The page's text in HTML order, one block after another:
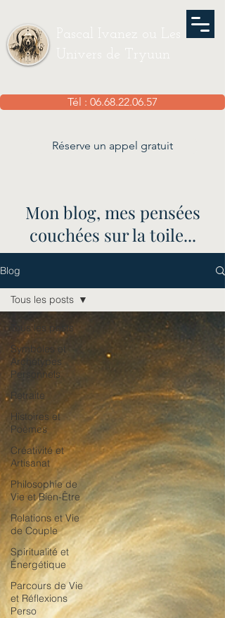
Pascal Ivanez ou Les
Univers de Tryuun
Tél : 06.68.22.06.57
Réserve un appel gratuit
Mon blog, mes pensées
couchées sur la toile...
Blog
Tous les posts
Symboles et
Archétypes
Personnels
Retraite
Histoires et
Poèmes
Créativité et
Artisanat
Philosophie de
Vie et Bien-Être
Relations et Vie
de Couple
Spiritualité et
Énergétique
Parcours de Vie
et Réflexions
Perso
Tous les posts